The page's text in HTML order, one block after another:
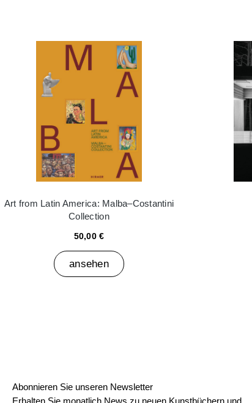
Art from Latin America: Malba–Costantini
Collection
50,00 €
ansehen
Abonnieren Sie unseren Newsletter